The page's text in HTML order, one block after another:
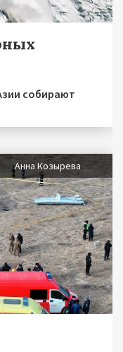
собирают
Анна Козырева